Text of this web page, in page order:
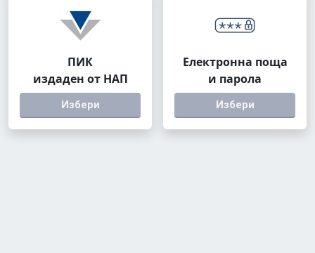
ПИК
издаден от НАП
Избери
Електронна поща
и парола
Избери